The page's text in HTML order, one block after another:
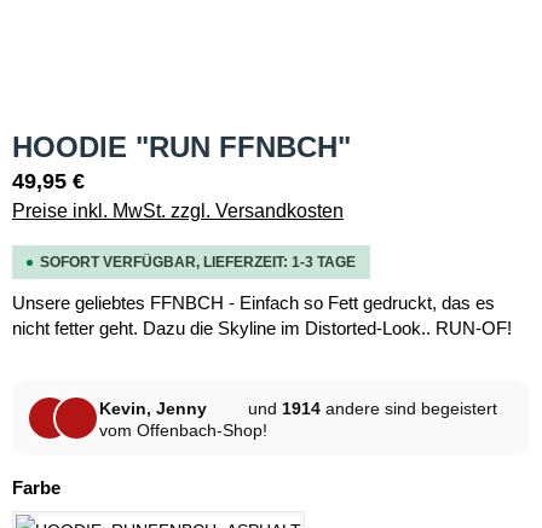
HOODIE "RUN FFNBCH"
49,95 €
Preise inkl. MwSt. zzgl. Versandkosten
SOFORT VERFÜGBAR, LIEFERZEIT: 1-3 TAGE
Unsere geliebtes FFNBCH - Einfach so Fett gedruckt, das es
nicht fetter geht. Dazu die Skyline im Distorted-Look.. RUN-OF!
Kevin, Jenny und 1914 andere sind begeistert
vom Offenbach-Shop!
Farbeauswählen